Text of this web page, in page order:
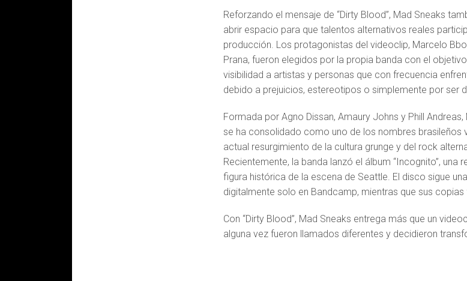
Reforzando el mensaje de “Dirty Blood”, Mad Sneaks
abrir espacio para que talentos alternativos reales
producción. Los protagonistas del videoclip, Marcelo
Prana, fueron elegidos por la propia banda con el
visibilidad a artistas y personas que con frecuencia
debido a prejuicios, estereotipos o simplemente por ser
Formada por Agno Dissan, Amaury Johns y Phill Andreas,
se ha consolidado como uno de los nombres brasileños
actual resurgimiento de la cultura grunge y del rock
Recientemente, la banda lanzó el álbum “Incognito”,
figura histórica de la escena de Seattle. El disco sigue
digitalmente solo en Bandcamp, mientras que sus
Con “Dirty Blood”, Mad Sneaks entrega más que un
alguna vez fueron llamados diferentes y decidieron